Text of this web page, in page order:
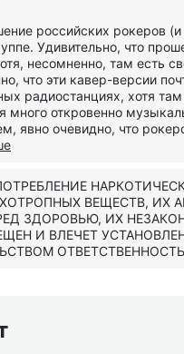
российских рокеров (и
Удивительно, что
несомненно, там есть
что эти кавер-версии
радиостанциях, хотя
много откровенно
явно очевидно, что
ВЕЩЕСТВ, ИХ
ЗДОРОВЬЮ, ИХ
И ВЛЕЧЕТ